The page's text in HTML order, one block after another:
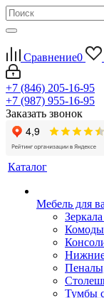
Сравнение0
+7 (846) 205-16-95
+7 (987) 955-16-95
Заказать звонок
Каталог
Мебель для
Комоды
Тумбы